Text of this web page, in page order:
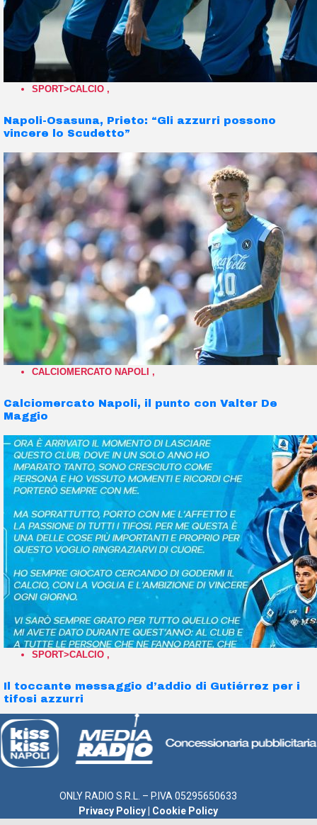
SPORT>CALCIO ,
Napoli-Osasuna, Prieto: “Gli azzurri possono
vincere lo Scudetto”
CALCIOMERCATO NAPOLI ,
Calciomercato Napoli, il punto con Valter De
Maggio
SPORT>CALCIO ,
Il toccante messaggio d’addio di Gutiérrez per i
tifosi azzurri
ONLY RADIO S.R.L. – P.IVA 05295650633
Privacy Policy
Cookie Policy